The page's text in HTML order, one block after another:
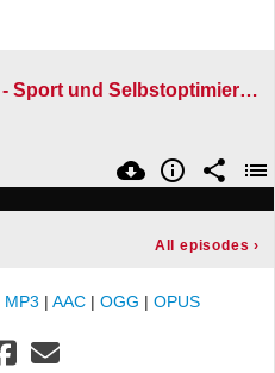
Das bessere Ich - Sport und Selbstoptimierung (Ep. #48)
All episodes ›
MP3 | AAC | OGG | OPUS